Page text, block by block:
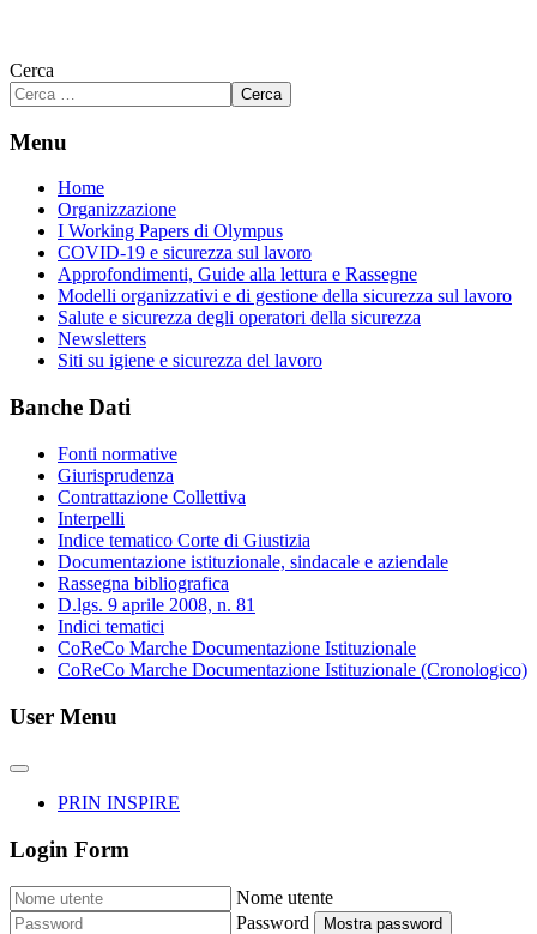
Cerca
Cerca
Menu
Home
Organizzazione
I Working Papers di Olympus
COVID-19 e sicurezza sul lavoro
Approfondimenti, Guide alla lettura e Rassegne
Modelli organizzativi e di gestione della sicurezza sul lavoro
Salute e sicurezza degli operatori della sicurezza
Newsletters
Siti su igiene e sicurezza del lavoro
Banche Dati
Fonti normative
Giurisprudenza
Contrattazione Collettiva
Interpelli
Indice tematico Corte di Giustizia
Documentazione istituzionale, sindacale e aziendale
Rassegna bibliografica
D.lgs. 9 aprile 2008, n. 81
Indici tematici
CoReCo Marche Documentazione Istituzionale
CoReCo Marche Documentazione Istituzionale (Cronologico)
User Menu
PRIN INSPIRE
Login Form
Nome utente
Password
Mostra password